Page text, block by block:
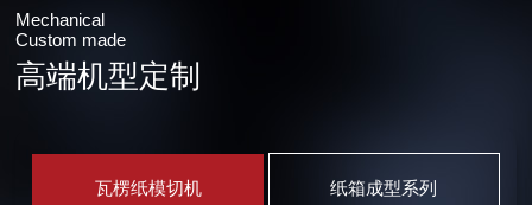
Mechanical
Custom made
高端机型定制
瓦楞纸模切机 纸箱成型系列